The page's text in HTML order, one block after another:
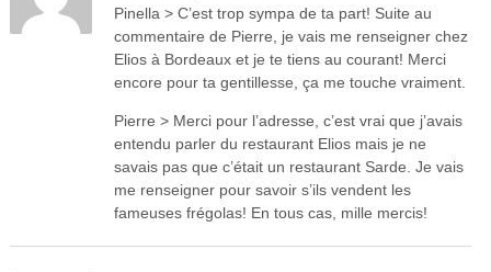
Pinella > C’est trop sympa de ta part! Suite au
commentaire de Pierre, je vais me renseigner chez
Elios à Bordeaux et je te tiens au courant! Merci
encore pour ta gentillesse, ça me touche vraiment.
Pierre > Merci pour l’adresse, c’est vrai que j’avais
entendu parler du restaurant Elios mais je ne
savais pas que c’était un restaurant Sarde. Je vais
me renseigner pour savoir s’ils vendent les
fameuses frégolas! En tous cas, mille mercis!